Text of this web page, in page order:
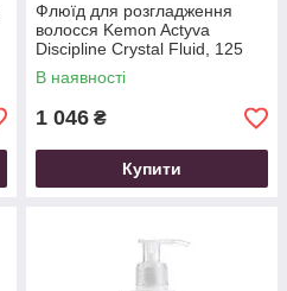
Флюїд для розгладження
волосся Kemon Actyva
Discipline Crystal Fluid, 125
мл
В наявності
1 046 ₴
Купити